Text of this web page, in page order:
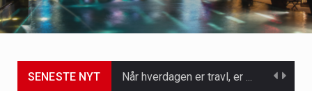
SENESTE NYT